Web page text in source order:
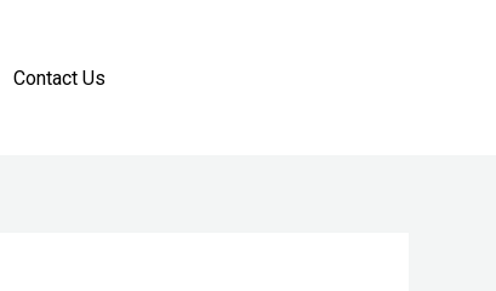
Contact Us